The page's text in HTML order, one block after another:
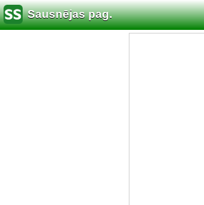
Sausnējas pag.